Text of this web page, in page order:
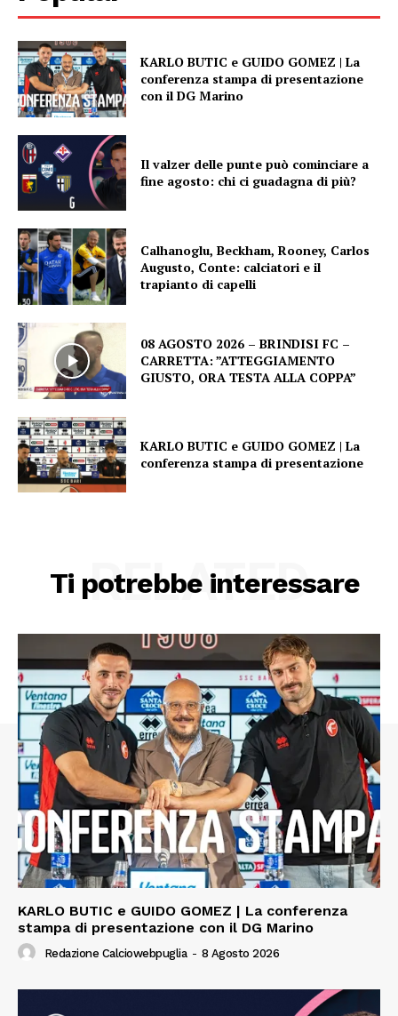
KARLO BUTIC e GUIDO GOMEZ | La
conferenza stampa di presentazione
con il DG Marino
Il valzer delle punte può cominciare a
fine agosto: chi ci guadagna di più?
Calhanoglu, Beckham, Rooney, Carlos
Augusto, Conte: calciatori e il
trapianto di capelli
08 AGOSTO 2026 – BRINDISI FC –
CARRETTA: ”ATTEGGIAMENTO
GIUSTO, ORA TESTA ALLA COPPA”
KARLO BUTIC e GUIDO GOMEZ | La
conferenza stampa di presentazione
Ti potrebbe interessare
RELATED
KARLO BUTIC e GUIDO GOMEZ | La conferenza
stampa di presentazione con il DG Marino
Redazione Calciowebpuglia - 8 Agosto 2026